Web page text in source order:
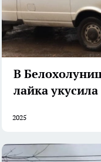
В
лайка
2025